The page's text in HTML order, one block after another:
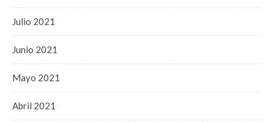
Julio 2021
Junio 2021
Mayo 2021
Abril 2021